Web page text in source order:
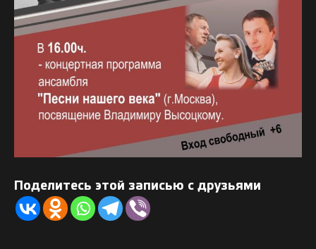
Поделитесь этой записью с друзьями